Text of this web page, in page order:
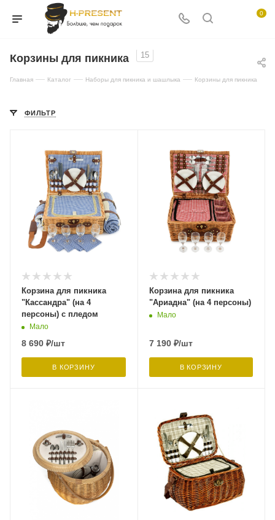
0
Корзины для пикника 15
Главная — Каталог — Наборы для пикника и шашлыка — Корзины для пикника
ФИЛЬТР
Корзина для пикника
"Кассандра" (на 4
персоны) с пледом
Мало
8 690 ₽/шт
В КОРЗИНУ
Корзина для пикника
"Ариадна" (на 4 персоны)
Мало
7 190₽/шт
В КОРЗИНУ